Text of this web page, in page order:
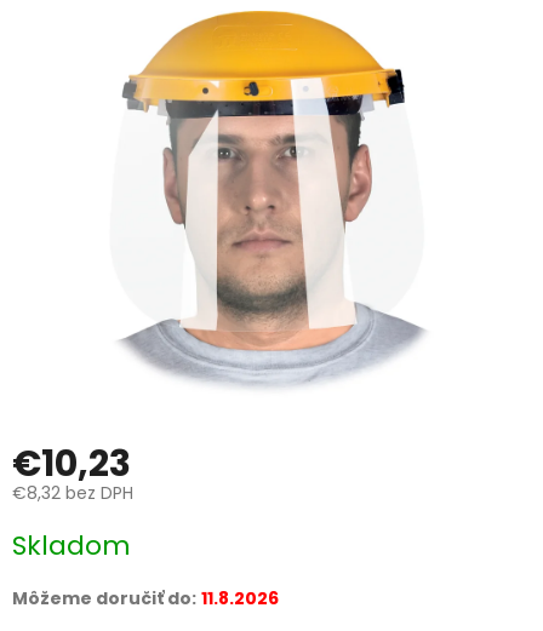
€10,23
€8,32 bez DPH
cena:
Skladom
Môžeme doručiť do: 11.8.2026